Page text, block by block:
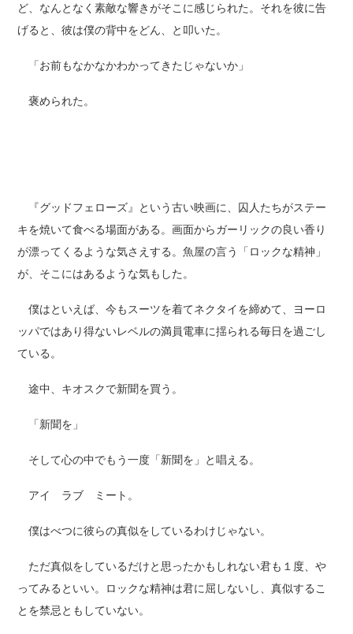
ど、なんとなく素敵な響きがそこに感じられた。それを彼に告
げると、彼は僕の背中をどん、と叩いた。
「お前もなかなかわかってきたじゃないか」
褒められた。
『グッドフェローズ』という古い映画に、囚人たちがステー
キを焼いて食べる場面がある。画面からガーリックの良い香り
が漂ってくるような気さえする。魚屋の言う「ロックな精神」
が、そこにはあるような気もした。
僕はといえば、今もスーツを着てネクタイを締めて、ヨーロ
ッパではあり得ないレベルの満員電車に揺られる毎日を過ごし
ている。
途中、キオスクで新聞を買う。
「新聞を」
そして心の中でもう一度「新聞を」と唱える。
アイ ラブ ミート。
僕はべつに彼らの真似をしているわけじゃない。
ただ真似をしているだけと思ったかもしれない君も１度、や
ってみるといい。ロックな精神は君に屈しないし、真似するこ
とを禁忌ともしていない。